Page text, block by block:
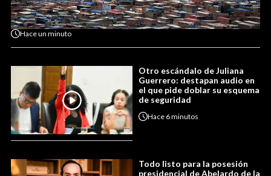
Haceun minuto
Otro escándalo de Juliana
Guerrero: destapan audio en
el que pide doblar su esquema
de seguridad
Hace 6 minutos
Todo listo para la posesión
presidencial de Abelardo de la